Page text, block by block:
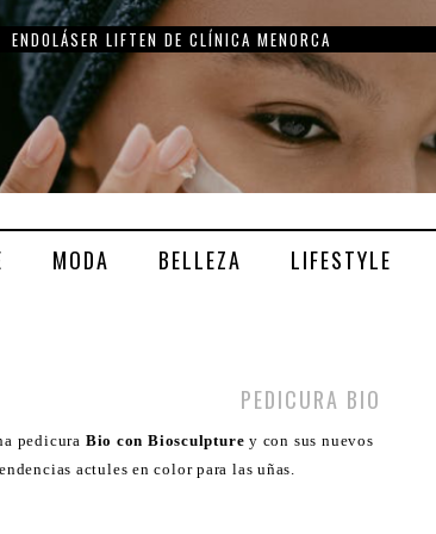
ENDOLÁSER LIFTEN DE CLÍNICA MENORCA
MODA BELLEZA LIFESTYLE
PEDICURA BIO
pedicura Bio con Biosculpturey con sus nuevos
actules en color para las uñas.